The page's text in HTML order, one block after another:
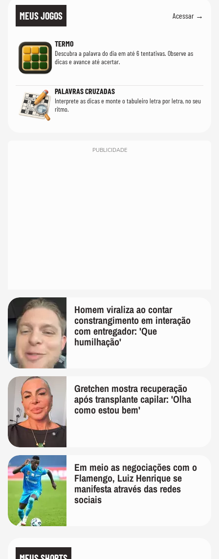
MEUS JOGOS Acessar →
TERMO
Descubra a palavra do dia em até 6 tentativas. Observe as
dicas e avance até acertar.
PALAVRAS CRUZADAS
Interprete as dicas e monte o tabuleiro letra por letra, no seu
ritmo.
PUBLICIDADE
Homem viraliza ao contar
constrangimento em interação
com entregador: 'Que
humilhação'
Gretchen mostra recuperação
após transplante capilar: 'Olha
como estou bem'
Em meio as negociações com o
Flamengo, Luiz Henrique se
manifesta através das redes
sociais